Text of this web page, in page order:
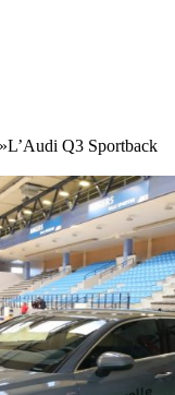
»L’Audi Q3 Sportback